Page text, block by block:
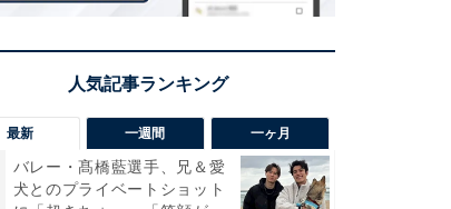
最新 一週間 一ヶ月
バレー・髙橋藍選手、兄＆愛
犬とのプライベートショット